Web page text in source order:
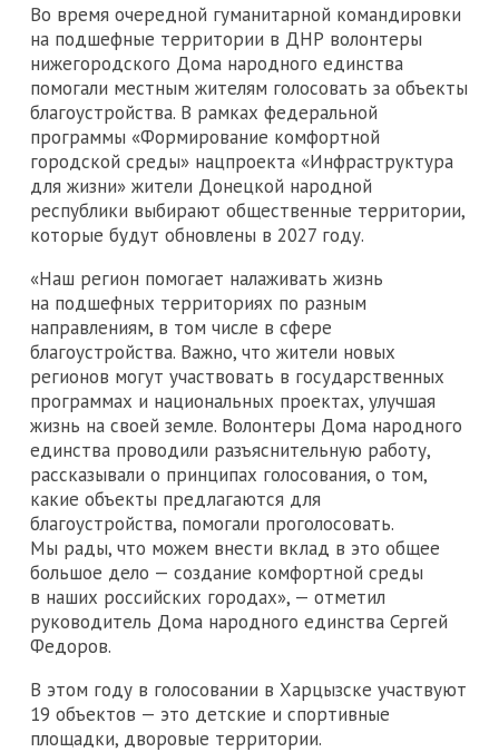
Во время очередной гуманитарной командировки
на подшефные территории в ДНР волонтеры
нижегородского Дома народного единства
помогали местным жителям голосовать за объекты
благоустройства. В рамках федеральной
программы «Формирование комфортной
городской среды» нацпроекта «Инфраструктура
для жизни» жители Донецкой народной
республики выбирают общественные территории,
которые будут обновлены в 2027 году.
«Наш регион помогает налаживать жизнь
на подшефных территориях по разным
направлениям, в том числе в сфере
благоустройства. Важно, что жители новых
регионов могут участвовать в государственных
программах и национальных проектах, улучшая
жизнь на своей земле. Волонтеры Дома народного
единства проводили разъяснительную работу,
рассказывали о принципах голосования, о том,
какие объекты предлагаются для
благоустройства, помогали проголосовать.
Мы рады, что можем внести вклад в это общее
большое дело — создание комфортной среды
в наших российских городах», — отметил
руководитель Дома народного единства Сергей
Федоров.
В этом году в голосовании в Харцызске участвуют
19 объектов — это детские и спортивные
площадки, дворовые территории.